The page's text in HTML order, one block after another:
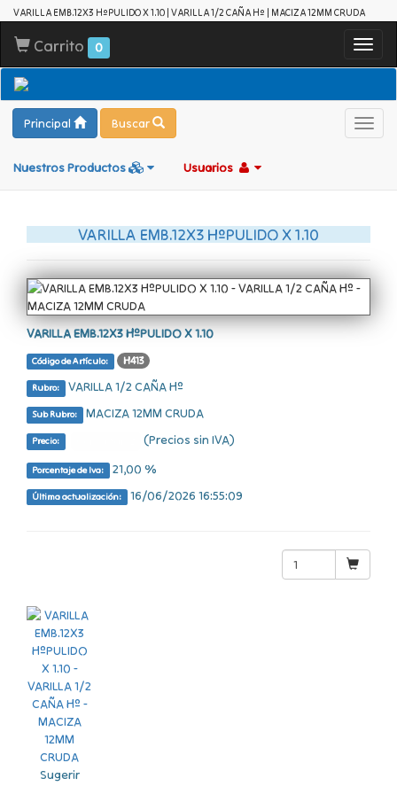
VARILLA EMB.12X3 HºPULIDO X 1.10 | VARILLA 1/2 CAÑA Hº | MACIZA 12MM CRUDA
Carrito 0
Principal Buscar
Nuestros Productos Usuarios
VARILLA EMB.12X3 HºPULIDO X 1.10
VARILLA EMB.12X3 HºPULIDO X 1.10
Código de Artículo: H413
Rubro: VARILLA 1/2 CAÑA Hº
Sub Rubro: MACIZA 12MM CRUDA
Precio: (Precios sin IVA)
Porcentaje de Iva: 21,00 %
Última actualización: 16/06/2026 16:55:09
Sugerir